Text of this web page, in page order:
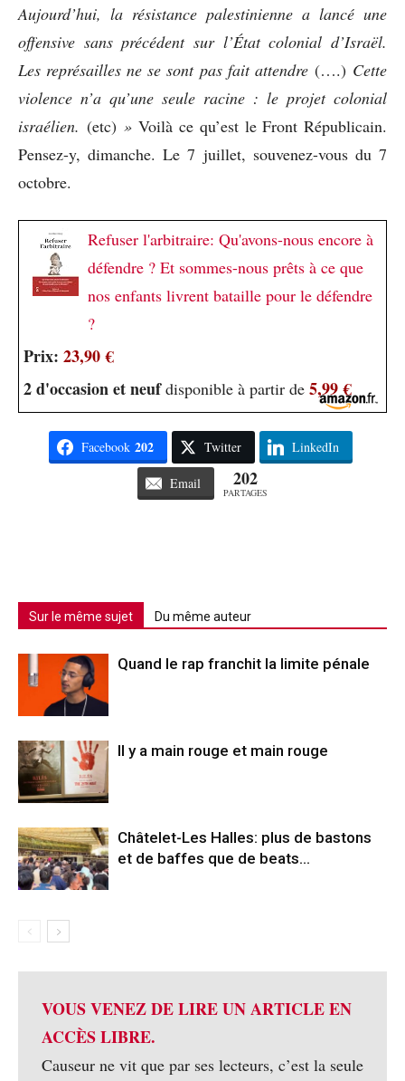
Aujourd’hui, la résistance palestinienne a lancé une
offensive sans précédent sur l’État colonial d’Israël.
Les représailles ne se sont pas fait attendre (….) Cette
violence n’a qu’une seule racine : le projet colonial
israélien. (etc) »Voilà ce qu’est le Front Républicain.
Pensez-y, dimanche. Le 7 juillet, souvenez-vous du 7
octobre.
Refuser l'arbitraire: Qu'avons-nous encore à
défendre ? Et sommes-nous prêts à ce que
nos enfants livrent bataille pour le défendre
?
Prix: 23,90 €
2 d'occasion et neufdisponible à partir de 5,99 €
Facebook 202 Twitter LinkedIn
Email 202
PARTAGES
Sur le même sujet Du même auteur
Quand le rap franchit la limite pénale
Il y a main rouge et main rouge
Châtelet-Les Halles: plus de bastons
et de baffes que de beats…
VOUS VENEZ DE LIRE UN ARTICLE EN
ACCÈS LIBRE.
Causeur ne vit que par ses lecteurs, c’est la seule